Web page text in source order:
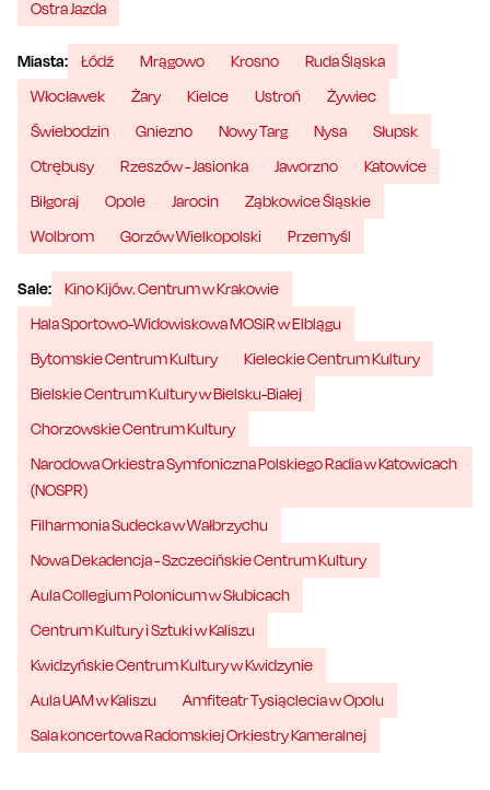
Ostra Jazda
Miasta: Łódź Mrągowo Krosno
Ruda Śląska
Włocławek
Żary Kielce Ustroń
Żywiec
Świebodzin
Gniezno Nowy Targ Nysa
Słupsk
Otrębusy
Rzeszów - Jasionka Jaworzno
Katowice
Biłgoraj
Opole Jarocin
Ząbkowice Śląskie
Wolbrom
Gorzów Wielkopolski Przemyśl
Sale:
Kino Kijów. Centrum w Krakowie
Hala Sportowo-Widowiskowa MOSiR w Elblągu
Bytomskie Centrum Kultury
Kieleckie Centrum Kultury
Bielskie Centrum Kultury w Bielsku-Białej
Chorzowskie Centrum Kultury
Narodowa Orkiestra Symfoniczna Polskiego Radia w Katowicach
(NOSPR)
Filharmonia Sudecka w Wałbrzychu
Nowa Dekadencja - Szczecińskie Centrum Kultury
Aula Collegium Polonicum w Słubicach
Centrum Kultury i Sztuki w Kaliszu
Kwidzyńskie Centrum Kultury w Kwidzynie
Aula UAM w Kaliszu
Amfiteatr Tysiąclecia w Opolu
Sala koncertowa Radomskiej Orkiestry Kameralnej